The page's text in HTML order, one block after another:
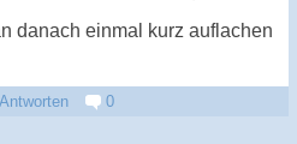
danach einmal kurz auflachen
Antworten 0